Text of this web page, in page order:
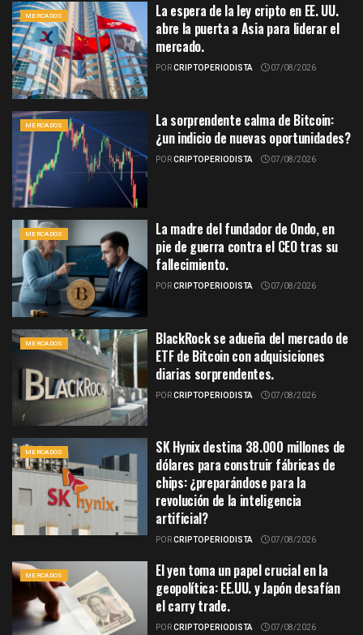
MERCADOS
La espera de la ley cripto en EE. UU.
abre la puerta a Asia para liderar el
mercado.
PORCRIPTOPERIODISTA 07/08/2026
MERCADOS
La sorprendente calma de Bitcoin:
¿un indicio de nuevas oportunidades?
PORCRIPTOPERIODISTA 07/08/2026
MERCADOS
La madre del fundador de Ondo, en
pie de guerra contra el CEO tras su
fallecimiento.
PORCRIPTOPERIODISTA 07/08/2026
MERCADOS
BlackRock se adueña del mercado de
ETF de Bitcoin con adquisiciones
diarias sorprendentes.
PORCRIPTOPERIODISTA 07/08/2026
MERCADOS
SK Hynix destina 38.000 millones de
dólares para construir fábricas de
chips: ¿preparándose para la
revolución de la inteligencia
artificial?
PORCRIPTOPERIODISTA 07/08/2026
MERCADOS
El yen toma un papel crucial en la
geopolítica: EE.UU. y Japón desafían
el carry trade.
PORCRIPTOPERIODISTA 07/08/2026